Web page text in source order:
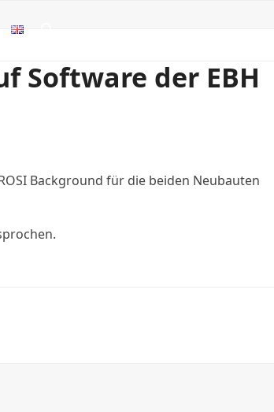
Software der EBH
Background für die beiden Neubauten